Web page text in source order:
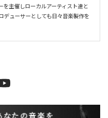
を主催しローカルアーティスト達と
デューサーとしても日々音楽製作を